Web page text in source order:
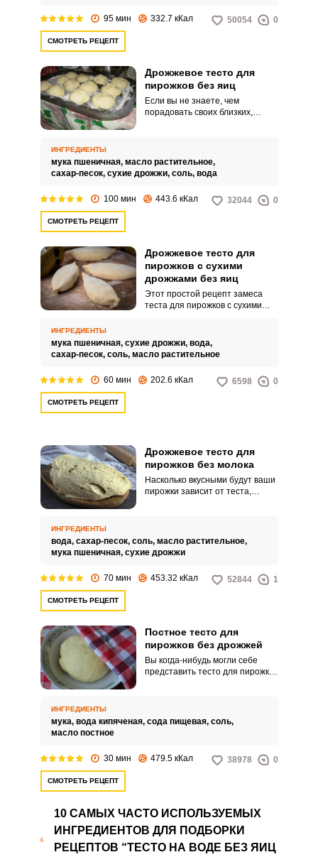
95 мин 332.7 кКал 50054 0
СМОТРЕТЬ РЕЦЕПТ
Дрожжевое тесто для
пирожков без яиц
Если вы не знаете, чем
порадовать своих близких,
рецептом дрожжевого теста для
пирожков без использования
ИНГРЕДИЕНТЫ
мука пшеничная, масло растительное,
сахар-песок, сухие дрожжи, соль, вода
100 мин 443.6 кКал 32044 0
СМОТРЕТЬ РЕЦЕПТ
Дрожжевое тесто для
пирожков с сухими
дрожжами без яиц
Этот простой рецепт замеса
теста для пирожков с сухими
молодой хозяйки. Тесто
считается универсальным, так
пирожки с любой начинкой.
ИНГРЕДИЕНТЫ
мука пшеничная, сухие дрожжи, вода,
сахар-песок, соль, масло растительное
60 мин 202.6 кКал 6598 0
СМОТРЕТЬ РЕЦЕПТ
Дрожжевое тесто для
пирожков без молока
Насколько вкусными будут ваши
пирожки зависит от теста,
замешивается на воде.
ИНГРЕДИЕНТЫ
вода, сахар-песок, соль, масло растительное,
мука пшеничная, сухие дрожжи
70 мин 453.32 кКал 52844 1
СМОТРЕТЬ РЕЦЕПТ
Постное тесто для
пирожков без дрожжей
Вы когда-нибудь могли себе
представить тесто для пирожков
поделимся им с вами.
ИНГРЕДИЕНТЫ
мука, вода кипяченая, сода пищевая, соль,
масло постное
30 мин 479.5 кКал 38978 0
СМОТРЕТЬ РЕЦЕПТ
10 САМЫХ ЧАСТО ИСПОЛЬЗУЕМЫХ
ИНГРЕДИЕНТОВ ДЛЯ ПОДБОРКИ
РЕЦЕПТОВ “ТЕСТО НА ВОДЕ БЕЗ ЯИЦ